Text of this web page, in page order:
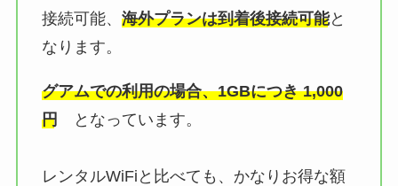
接続可能、 海外プランは到着後接続可能と
なります。
グアムでの利用の場合、1GBにつき 1,000
円
となっています。
レンタルWiFiと比べても、かなりお得な額